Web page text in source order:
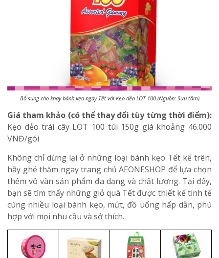
Bổ sung cho khay bánh kẹo ngày Tết với Kẹo dẻo LOT 100 (Nguồn: Sưu tầm)
Giá tham khảo (có thể thay đổi tùy từng thời điểm):
Kẹo dẻo trái cây LOT 100 túi 150g giá khoảng 46.000
VNĐ/gói
Không chỉ dừng lại ở những loại bánh kẹo Tết kể trên,
hãy ghé thăm ngay trang chủAEONESHOP để lựa chọn
thêm vô vàn sản phẩm đa dạng và chất lượng. Tại đây,
bạn sẽ tìm thấy những giỏ quà Tết được thiết kế tinh tế
cùng nhiều loại bánh kẹo, mứt, đồ uống hấp dẫn, phù
hợp với mọi nhu cầu và sở thích.